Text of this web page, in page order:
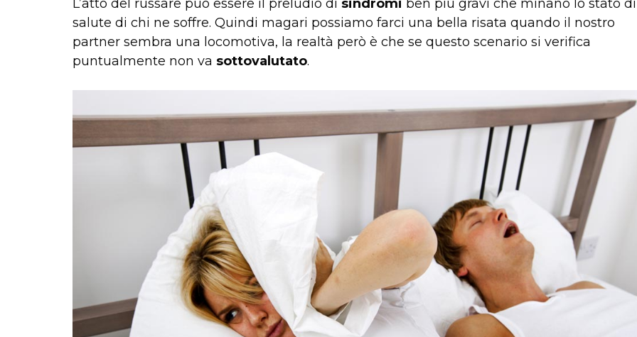
L’atto del russare può essere il preludio di sindromi ben più gravi che minano lo stato di
salute di chi ne soffre. Quindi magari possiamo farci una bella risata quando il nostro
partner sembra una locomotiva, la realtà però è che se questo scenario si verifica
puntualmente non va sottovalutato.